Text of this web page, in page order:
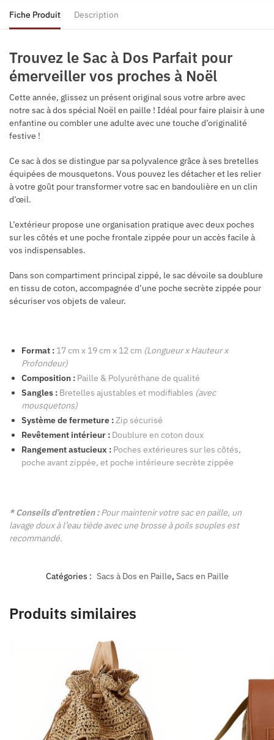
Fiche Produit Description
Trouvez le Sac à Dos Parfait pour
émerveiller vos proches à Noël
Cette année, glissez un présent original sous votre arbre avec
notre sac à dos spécial Noël en paille ! Idéal pour faire plaisir à une
enfantine ou combler une adulte avec une touche d’originalité
festive !
Ce sac à dos se distingue par sa polyvalence grâce à ses bretelles
équipées de mousquetons. Vous pouvez les détacher et les relier
à votre goût pour transformer votre sac en bandoulière en un clin
d’œil.
L’extérieur propose une organisation pratique avec deux poches
sur les côtés et une poche frontale zippée pour un accès facile à
vos indispensables.
Dans son compartiment principal zippé, le sac dévoile sa doublure
en tissu de coton, accompagnée d’une poche secrète zippée pour
sécuriser vos objets de valeur.
Format : 17 cm x 19 cm x 12 cm (Longueur x Hauteur x
Profondeur)
Composition : Paille & Polyuréthane de qualité
Sangles : Bretelles ajustables et modifiables (avec
mousquetons)
Système de fermeture :Zip sécurisé
Revêtement intérieur : Doublure en coton doux
Rangement astucieux : Poches extérieures sur les côtés,
poche avant zippée, et poche intérieure secrète zippée
* Conseils d’entretien :Pour maintenir votre sac en paille, un
lavage doux à l’eau tiède avec une brosse à poils souples est
recommandé.
Catégories : Sacs à Dos en Paille, Sacs en Paille
Produits similaires